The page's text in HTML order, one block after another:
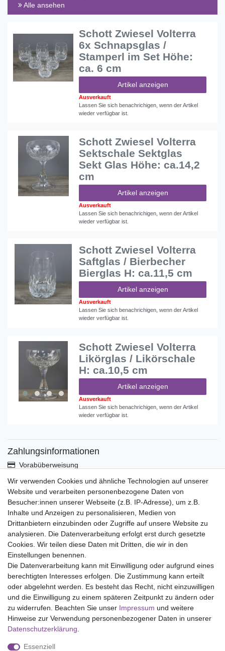
Alle ansehen
Schott Zwiesel Volterra
6x Schnapsglas /
Stamperl im Set Höhe:
ca. 6 cm
Artikel anzeigen
Ausverkauft
Lassen Sie sich benachrichigen, wenn der Artikel
wieder verfügbar ist.
Schott Zwiesel Volterra
Sektschale Sektglas
Sekt Glas Höhe: ca.14,2
cm
Artikel anzeigen
Ausverkauft
Lassen Sie sich benachrichigen, wenn der Artikel
wieder verfügbar ist.
Schott Zwiesel Volterra
Saftglas / Bierbecher
Bierglas H: ca.11,5 cm
Artikel anzeigen
Ausverkauft
Lassen Sie sich benachrichigen, wenn der Artikel
wieder verfügbar ist.
Schott Zwiesel Volterra
Likörglas / Likörschale
H: ca.10,5 cm
Artikel anzeigen
Ausverkauft
Lassen Sie sich benachrichigen, wenn der Artikel
wieder verfügbar ist.
Wir verwenden Cookies und ähnliche Technologien auf unserer
Website und verarbeiten personenbezogene Daten von
Besucher:innen unserer Webseite (z.B. IP-Adresse), um z.B.
Inhalte und Anzeigen zu personalisieren, Medien von
Drittanbietern einzubinden oder Zugriffe auf unsere Website zu
analysieren. Die Datenverarbeitung erfolgt erst durch gesetzte
Cookies. Wir teilen diese Daten mit Dritten, die wir in den
Einstellungen benennen.
Die Datenverarbeitung kann mit Einwilligung oder aufgrund eines
berechtigten Interesses erfolgen. Die Zustimmung kann erteilt
oder abgelehnt werden. Es besteht das Recht, nicht einzuwilligen
und die Einwilligung zu einem späteren Zeitpunkt zu ändern oder
zu widerrufen. Beachten Sie unser Impressum und weitere
Hinweise zur Verwendung personenbezogener Daten in unserer
Daten­schutz­erklärung
Essenziell
Zahlungsinformationen
Vorabüberweisung
Abholung
Versandinformationen
Versand per GLS (6,90 Euro) oder DHL (8,49 Euro ) inkl. MwSt.
(innerhalb Deutschlands)
kostenfreie Lieferung ab 150 Euro Warenwert (innerhalb
Deutschlands)
Übersicht Internationale Versandkosten
Wir kaufen an
Sie haben zuviel Porzellan im Schrank? Gerne kaufen wir dieses
an. Einfach unverbindliches Angebot anfordern.
*Endpreis inkl. MwSt. (Dieser Artikel unterliegt gem. § 25a